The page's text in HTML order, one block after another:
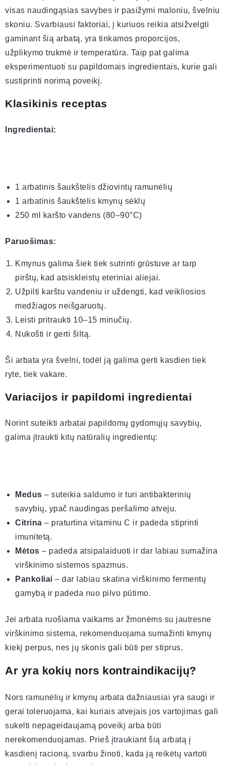
visas naudingąsias savybes ir pasižymi maloniu, švelniu
skoniu. Svarbiausi faktoriai, į kuriuos reikia atsižvelgti
gaminant šią arbatą, yra tinkamos proporcijos,
užplikymo trukmė ir temperatūra. Taip pat galima
eksperimentuoti su papildomais ingredientais, kurie gali
sustiprinti norimą poveikį.
Klasikinis receptas
Ingredientai:
1 arbatinis šaukštelis džiovintų ramunėlių
1 arbatinis šaukštelis kmynų sėklų
250 ml karšto vandens (80–90°C)
Paruošimas:
Kmynus galima šiek tiek sutrinti grūstuve ar tarp
pirštų, kad atsiskleistų eteriniai aliejai.
Užpilti karštu vandeniu ir uždengti, kad veikliosios
medžiagos neišgaruotų.
Leisti pritraukti 10–15 minučių.
Nukošti ir gerti šiltą.
Ši arbata yra švelni, todėl ją galima gerti kasdien tiek
ryte, tiek vakare.
Variacijos ir papildomi ingredientai
Norint suteikti arbatai papildomų gydomųjų savybių,
galima įtraukti kitų natūralių ingredientų:
Medus – suteikia saldumo ir turi antibakterinių
savybių, ypač naudingas peršalimo atveju.
Citrina – praturtina vitaminu C ir padeda stiprinti
imunitetą.
Mėtos – padeda atsipalaiduoti ir dar labiau sumažina
virškinimo sistemos spazmus.
Pankoliai – dar labiau skatina virškinimo fermentų
gamybą ir padeda nuo pilvo pūtimo.
Jei arbata ruošiama vaikams ar žmonėms su jautresne
virškinimo sistema, rekomenduojama sumažinti kmynų
kiekį perpus, nes jų skonis gali būti per stiprus.
Ar yra kokių nors kontraindikacijų?
Nors ramunėlių ir kmynų arbata dažniausiai yra saugi ir
gerai toleruojama, kai kuriais atvejais jos vartojimas gali
sukelti nepageidaujamą poveikį arba būti
nerekomenduojamas. Prieš įtraukiant šią arbatą į
kasdienį racioną, svarbu žinoti, kada ją reikėtų vartoti